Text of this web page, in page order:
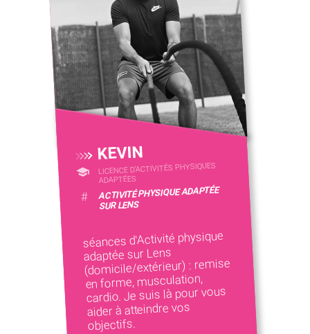
KEVIN
LICENCE D’ACTIVITÉS PHYSIQUES
ADAPTÉES
# ACTIVITÉ PHYSIQUE ADAPTÉE
SUR LENS
séances d'Activité physique
adaptée sur Lens
(domicile/extérieur) : remise
en forme, musculation,
cardio. Je suis là pour vous
aider à atteindre vos
objectifs.